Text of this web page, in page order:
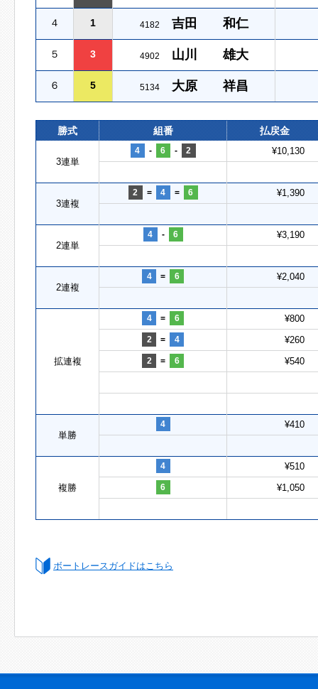
４ 1 4182 吉田 和仁
５ 3 4902 山川 雄大
６ 5 5134 大原 祥昌
勝式 組番 払戻金
3連単
4 - 6 - 2 ¥10,130
3連複
2 = 4 = 6 ¥1,390
2連単
4 - 6 ¥3,190
2連複
4 = 6 ¥2,040
拡連複
4 = 6 ¥800
2 = 4 ¥260
2 = 6 ¥540
単勝
4 ¥410
複勝
4 ¥510
6 ¥1,050
ボートレースガイドはこちら